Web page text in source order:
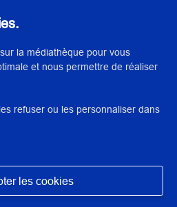
droits réservés
des données
la médiathèque pour vous
et nous permettre de réaliser
refuser ou les personnaliser dans
les cookies